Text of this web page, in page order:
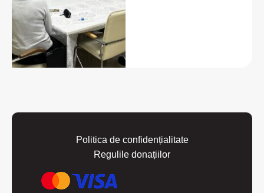
Politica de confidențialitate
Regulile donațiilor